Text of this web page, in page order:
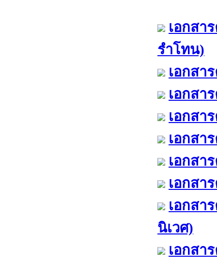
เอกสา
รำโทน)
เอกสา
เอกสา
เอกสา
เอกสา
เอกสา
เอกสา
เอกสา
นิเวศ)
เอกสา